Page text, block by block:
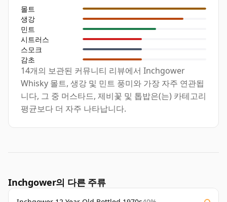
몰트
생강
민트
시트러스
스모크
감초
14개의 보관된 커뮤니티 리뷰에서 Inchgower
Whisky 몰트, 생강 및 민트 풍미와 가장 자주 연관됩
니다, 그 중 머스타드, 제비꽃 및 톱밥은(는) 카테고리
평균보다 더 자주 나타납니다.
Inchgower의 다른 주류